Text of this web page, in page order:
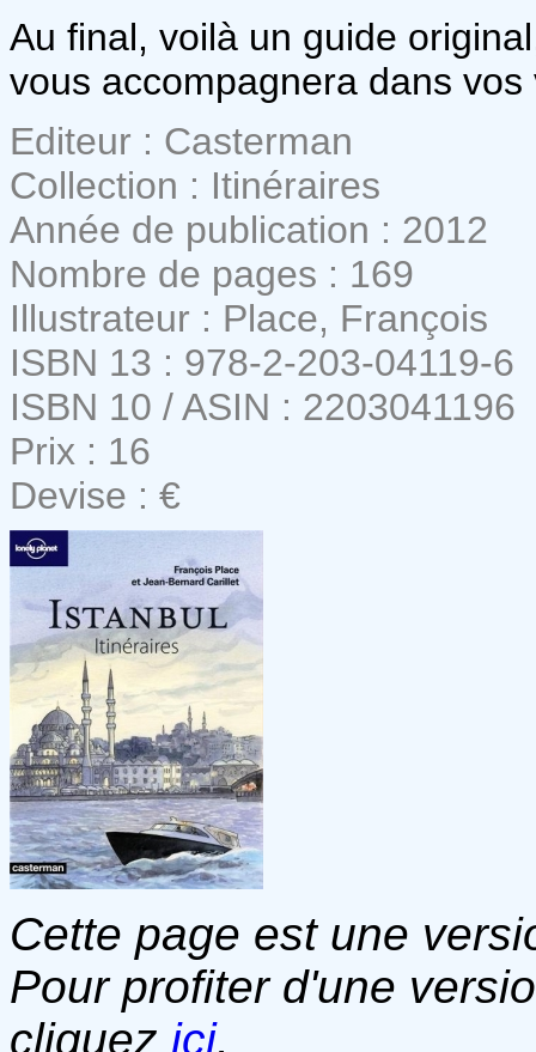
Au final, voilà un guide
vous accompagnera dans vos
Editeur : Casterman
Collection : Itinéraires
Année de publication : 2012
Nombre de pages : 169
Illustrateur : Place, François
ISBN 13 : 978-2-203-04119-6
ISBN 10 / ASIN : 2203041196
Prix : 16
Devise : €
Cette page est une
Pour profiter d'une
cliquez ici.